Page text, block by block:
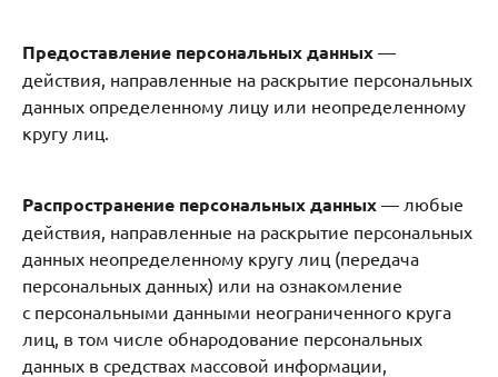
Предоставление персональных данных —
действия, направленные на раскрытие персональных
данных определенному лицу или неопределенному
кругу лиц.
Распространение персональных данных — любые
действия, направленные на раскрытие персональных
данных неопределенному кругу лиц (передача
персональных данных) или на ознакомление
с персональными данными неограниченного круга
лиц, в том числе обнародование персональных
данных в средствах массовой информации,